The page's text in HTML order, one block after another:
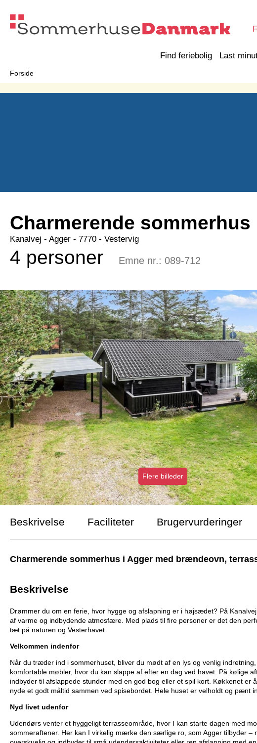
Find feriebolig Last
Forside
Charmerende
Kanalvej - Agger - 7770 - Vestervig
4 personer Emne nr.: 089-712
Flere billeder
Beskrivelse Faciliteter Brugervurderinger
Charmerende sommerhus i Agger med brændeovn,
Beskrivelse
Drømmer du om en ferie, hvor hygge og afslapning er i højsædet? På
af varme og indbydende atmosfære. Med plads til fire personer er det den
tæt på naturen og Vesterhavet.
Velkommen indenfor
Når du træder ind i sommerhuset, bliver du mødt af en lys og venlig
komfortable møbler, hvor du kan slappe af efter en dag ved havet. På kølige
indbyder til afslappede stunder med en god bog eller et spil kort. Køkkenet er
nyde et godt måltid sammen ved spisebordet. Hele huset er velholdt og pænt
Nyd livet udenfor
Udendørs venter et hyggeligt terrasseområde, hvor I kan starte dagen med
sommeraftener. Her kan I virkelig mærke den særlige ro, som Agger tilbyder